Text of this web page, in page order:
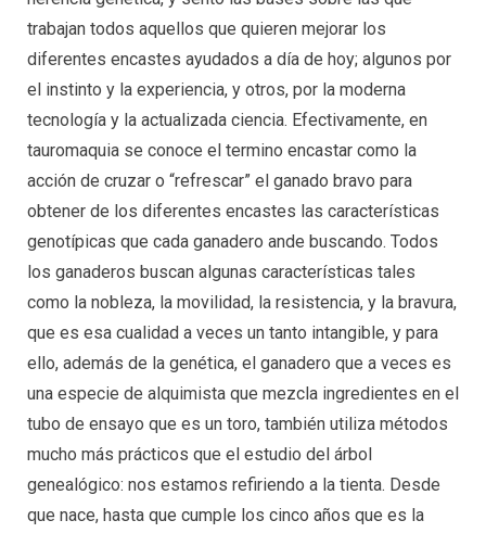
trabajan todos aquellos que quieren mejorar los
diferentes encastes ayudados a día de hoy; algunos por
el instinto y la experiencia, y otros, por la moderna
tecnología y la actualizada ciencia. Efectivamente, en
tauromaquia se conoce el termino encastar como la
acción de cruzar o “refrescar” el ganado bravo para
obtener de los diferentes encastes las características
genotípicas que cada ganadero ande buscando. Todos
los ganaderos buscan algunas características tales
como la nobleza, la movilidad, la resistencia, y la bravura,
que es esa cualidad a veces un tanto intangible, y para
ello, además de la genética, el ganadero que a veces es
una especie de alquimista que mezcla ingredientes en el
tubo de ensayo que es un toro, también utiliza métodos
mucho más prácticos que el estudio del árbol
genealógico: nos estamos refiriendo a la tienta. Desde
que nace, hasta que cumple los cinco años que es la